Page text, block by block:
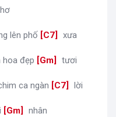
lên phố [C7 xưa
hoa đẹp [Gm tươi
ca ngàn [C7 lời
[Gm nhân